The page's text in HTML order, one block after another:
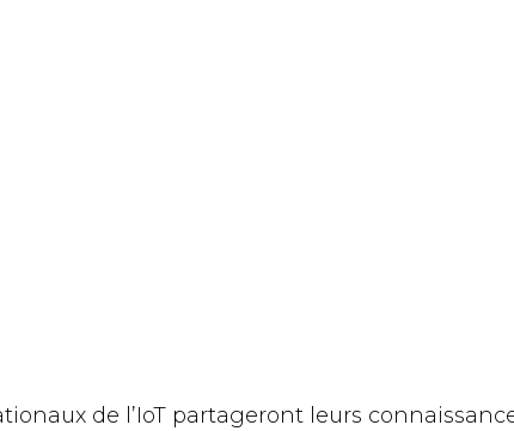
de l’IoT partageront leurs